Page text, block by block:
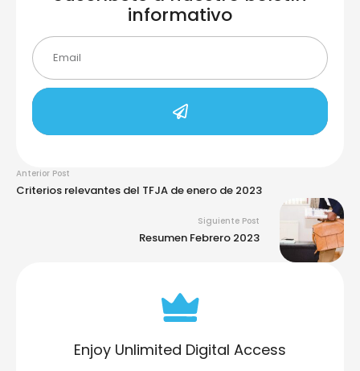
informativo
Anterior Post
Criterios relevantes del TFJA de enero de 2023
Siguiente Post
Resumen Febrero 2023
Enjoy Unlimited Digital Access